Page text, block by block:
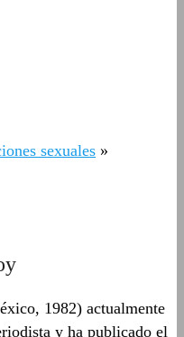
sexuales »
1982) actualmente
y ha publicado el